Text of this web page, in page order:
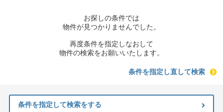
お探しの条件では
物件が見つかりませんでした。
再度条件を指定しなおして
物件の検索をお願いいたします。
条件を指定し直して検索
条件を指定して検索をする